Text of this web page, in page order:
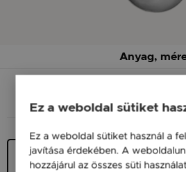
Anyag,
ANYAG (SZÍN)
Ezüst 925
9 900 Ft
Ez a weboldal sütiket
Ez a weboldal sütiket használ a
javítása érdekében. A
hozzájárul az összes süti